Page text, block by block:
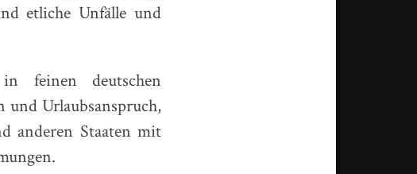
etliche Unfälle und
feinen deutschen
Urlaubsanspruch,
anderen Staaten mit